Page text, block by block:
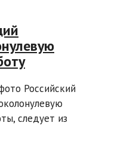
Российский
следует из